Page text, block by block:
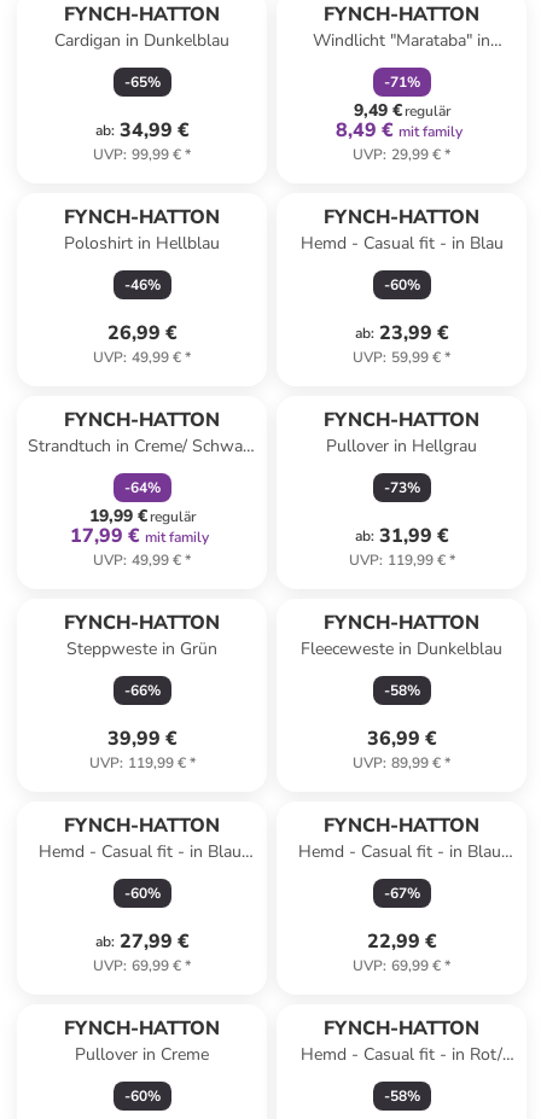
FYNCH-HATTON
Cardigan in Dunkelblau
-65%
ab: 34,99 €
UVP: 99,99 €*
FYNCH-HATTON
Windlicht "Marataba" in
Schwarz - (H)20x Ø 18 cm
-71%
9,49 €regulär
8,49 € mit family
UVP: 29,99 €*
FYNCH-HATTON
Poloshirt in Hellblau
-46%
26,99 €
UVP: 49,99 €*
FYNCH-HATTON
Hemd - Casual fit - in Blau
-60%
ab: 23,99 €
UVP: 59,99 €*
FYNCH-HATTON
Strandtuch in Creme/ Schwarz
- (L)200 x (B)100 cm
-64%
19,99 €regulär
17,99 € mit family
UVP: 49,99 €*
FYNCH-HATTON
Pullover in Hellgrau
-73%
ab: 31,99 €
UVP: 119,99 €*
FYNCH-HATTON
Steppweste in Grün
-66%
39,99 €
UVP: 119,99 €*
FYNCH-HATTON
Fleeceweste in Dunkelblau
-58%
36,99 €
UVP: 89,99 €*
FYNCH-HATTON
Hemd - Casual fit - in Blau/
Weiß
-60%
ab: 27,99 €
UVP: 69,99 €*
FYNCH-HATTON
Hemd - Casual fit - in Blau/
Hellblau
-67%
22,99 €
UVP: 69,99 €*
FYNCH-HATTON
Pullover in Creme
-60%
FYNCH-HATTON
Hemd - Casual fit - in Rot/
Blau
-58%